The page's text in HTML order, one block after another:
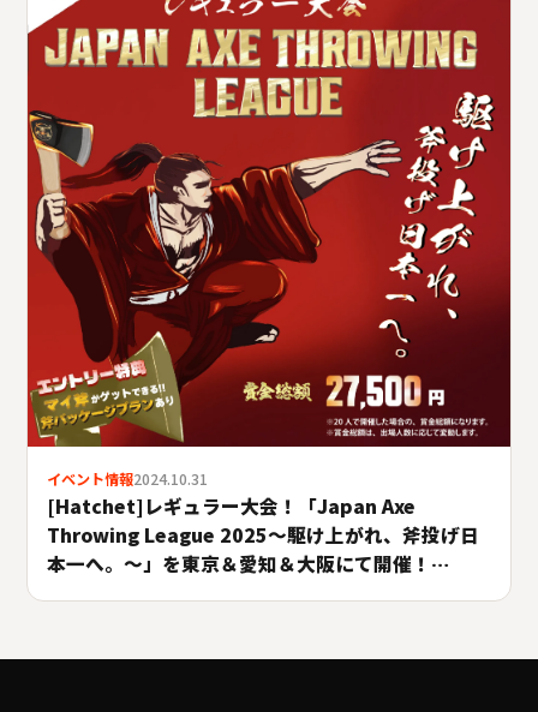
イベント情報2024.10.31
[Hatchet]レギュラー大会！「Japan Axe
Throwing League 2025〜駆け上がれ、斧投げ日
本一へ。〜」を東京＆愛知＆大阪にて開催！